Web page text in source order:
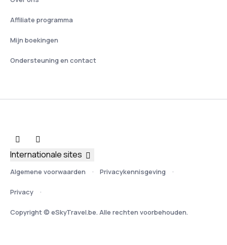
Affiliate programma
Mijn boekingen
Ondersteuning en contact
Algemene voorwaarden Privacykennisgeving
Privacy
Copyright © eSkyTravel.be. Alle rechten voorbehouden.
Internationale sites